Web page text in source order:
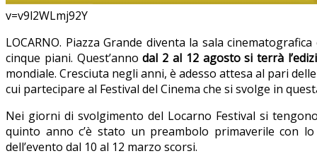
v=v9l2WLmj92Y
LOCARNO. Piazza Grande diventa la sala
cinque piani. Quest’annodal 2 al 12 agosto si terrà
mondiale. Cresciuta negli anni, è adesso attesa al pari
cui partecipare al Festival del Cinema che si svolge in
Nei giorni di svolgimento del Locarno Festival si
quinto anno c’è stato un preambolo primaverile con
dell’evento dal 10 al 12 marzo scorsi.